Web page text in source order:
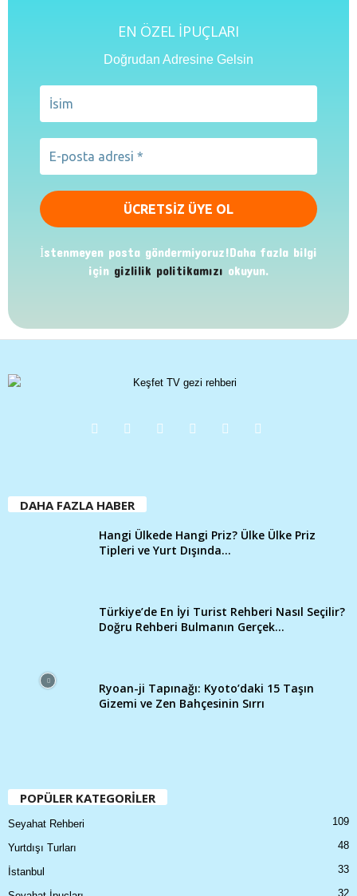
EN ÖZEL İPUÇLARI
Doğrudan Adresine Gelsin
İstenmeyen posta göndermiyoruz!Daha fazla bilgi
için gizlilik politikamızı okuyun.
DAHA FAZLA HABER
Hangi Ülkede Hangi Priz? Ülke Ülke Priz
Tipleri ve Yurt Dışında...
Türkiye’de En İyi Turist Rehberi Nasıl Seçilir?
Doğru Rehberi Bulmanın Gerçek...
Ryoan-ji Tapınağı: Kyoto’daki 15 Taşın
Gizemi ve Zen Bahçesinin Sırrı
POPÜLER KATEGORİLER
Seyahat Rehberi 109
Yurtdışı Turları 48
İstanbul 33
32